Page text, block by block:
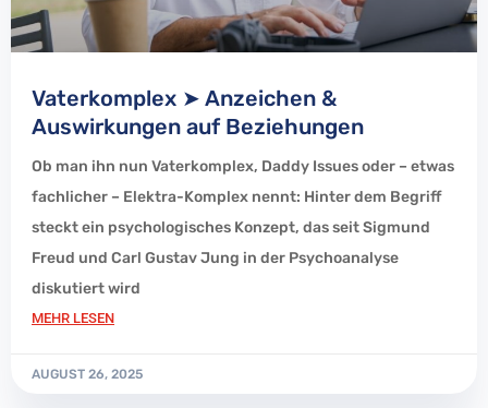
Vaterkomplex ➤ Anzeichen &
Auswirkungen auf Beziehungen
Ob man ihn nun Vaterkomplex, Daddy Issues oder – etwas
fachlicher – Elektra-Komplex nennt: Hinter dem Begriff
steckt ein psychologisches Konzept, das seit Sigmund
Freud und Carl Gustav Jung in der Psychoanalyse
diskutiert wird
MEHR LESEN
AUGUST 26, 2025